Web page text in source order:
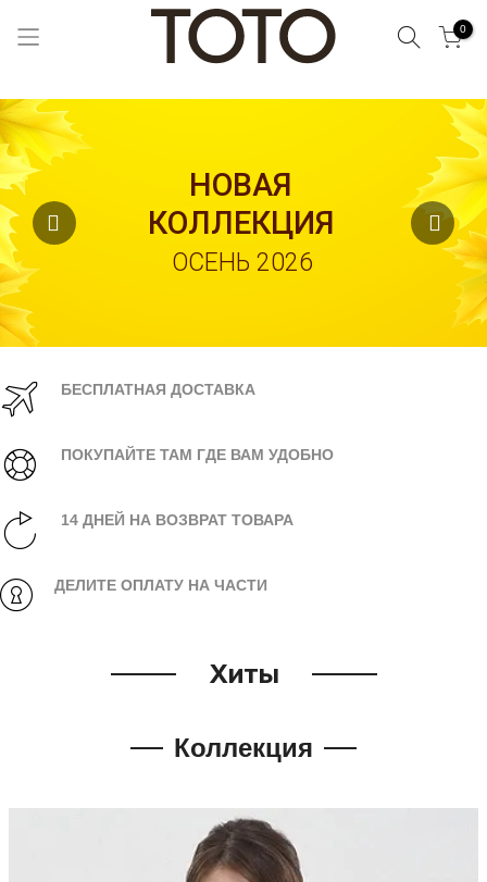
Поиск0
Content
ОСЕНЬ 2026
НОВАЯ
КОЛЛЕКЦИЯ
БЕСПЛАТНАЯ ДОСТАВКА
ПОКУПАЙТЕ ТАМ ГДЕ ВАМ УДОБНО
14 ДНЕЙ НА ВОЗВРАТ ТОВАРА
ДЕЛИТЕ ОПЛАТУ НА ЧАСТИ
Хиты
Коллекция